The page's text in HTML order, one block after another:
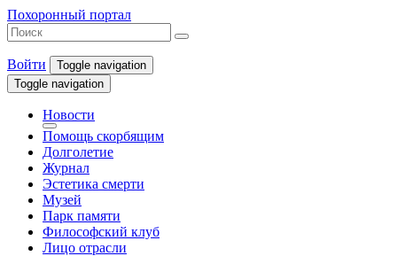
Похоронный портал
Войти
Toggle navigation
Toggle navigation
Новости
Помощь скорбящим
Долголетие
Журнал
Эстетика смерти
Музей
Парк памяти
Философский клуб
Лицо отрасли